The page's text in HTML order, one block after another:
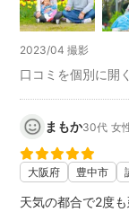
とても嬉しいサプ
普段もじっとして
気強く相手をして
生憎の曇天でした
くらい素敵なもの
次回もまたお世話
ありがとうござい
2023/04 撮影
口コミを個別に開く
まもか30代 女
大阪府 豊中市
天気の都合で2度